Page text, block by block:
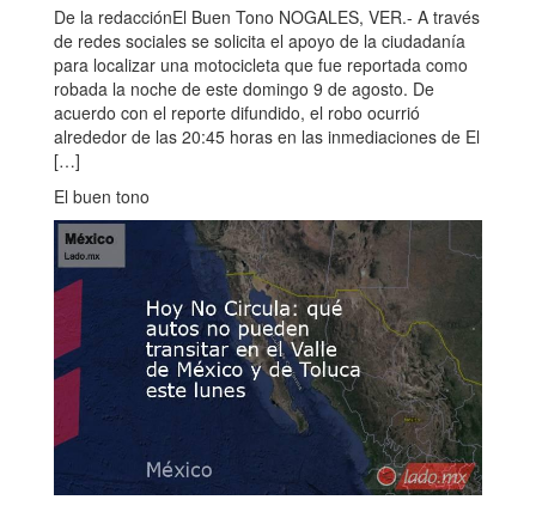
De la redacciónEl Buen Tono NOGALES, VER.- A través
de redes sociales se solicita el apoyo de la ciudadanía
para localizar una motocicleta que fue reportada como
robada la noche de este domingo 9 de agosto. De
acuerdo con el reporte difundido, el robo ocurrió
alrededor de las 20:45 horas en las inmediaciones de El
[…]
El buen tono